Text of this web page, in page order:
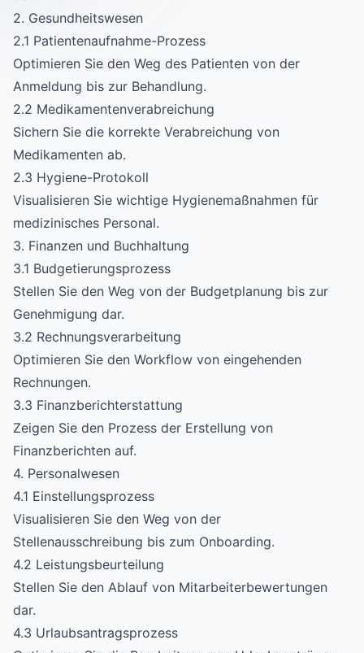
2. Gesundheitswesen
2.1 Patientenaufnahme-Prozess
Optimieren Sie den Weg des Patienten von der
Anmeldung bis zur Behandlung.
2.2 Medikamentenverabreichung
Sichern Sie die korrekte Verabreichung von
Medikamenten ab.
2.3 Hygiene-Protokoll
Visualisieren Sie wichtige Hygienemaßnahmen für
medizinisches Personal.
3. Finanzen und Buchhaltung
3.1 Budgetierungsprozess
Stellen Sie den Weg von der Budgetplanung bis zur
Genehmigung dar.
3.2 Rechnungsverarbeitung
Optimieren Sie den Workflow von eingehenden
Rechnungen.
3.3 Finanzberichterstattung
Zeigen Sie den Prozess der Erstellung von
Finanzberichten auf.
4. Personalwesen
4.1 Einstellungsprozess
Visualisieren Sie den Weg von der
Stellenausschreibung bis zum Onboarding.
4.2 Leistungsbeurteilung
Stellen Sie den Ablauf von Mitarbeiterbewertungen
dar.
4.3 Urlaubsantragsprozess